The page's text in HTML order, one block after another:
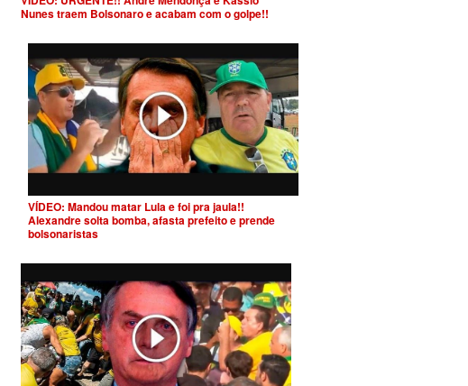
Nunes traem Bolsonaro e acabam com o golpe!!
VÍDEO: Mandou matar Lula e foi pra jaula!!
Alexandre solta bomba, afasta prefeito e prende
bolsonaristas